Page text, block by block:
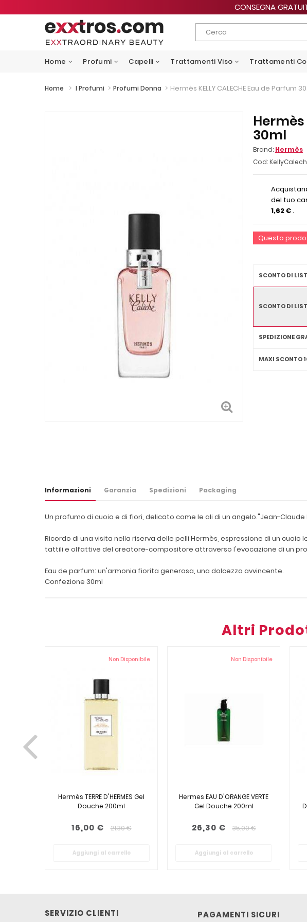
CONSEGNA
Home Profumi Capelli Trattamenti Viso Trattamenti
Home > I Profumi > Profumi Donna > Hermès KELLY CALECHE Eau de Parfum
Hermès
30ml
Brand: Hermès
Cod:
del tuo
1,62 €.
Questo
SCONTO DI
SCONTO DI
SPEDIZIONE
MAXI SCONTO
Informazioni Garanzia Spedizioni Packaging
Un profumo di cuoio e di fiori, delicato come le ali di un angelo."Jean-Claude
Ricordo di una visita nella riserva delle pelli Hermès, espressione di un
tattili e olfattive del creatore-compositore attraverso l'evocazione di un
Eau de parfum: un'armonia fiorita generosa, una dolcezza avvincente.
Confezione 30ml
Altri
Non Disponibile
Hermès TERRE D'HERMES Gel
Douche 200ml
16,00 € 21,30 €
Aggiungi al carrello
Non Disponibile
Hermes EAU D'ORANGE VERTE
Gel Douche 200ml
26,30 € 35,00 €
Aggiungi al carrello
SERVIZIO CLIENTI PAGAMENTI SICURI